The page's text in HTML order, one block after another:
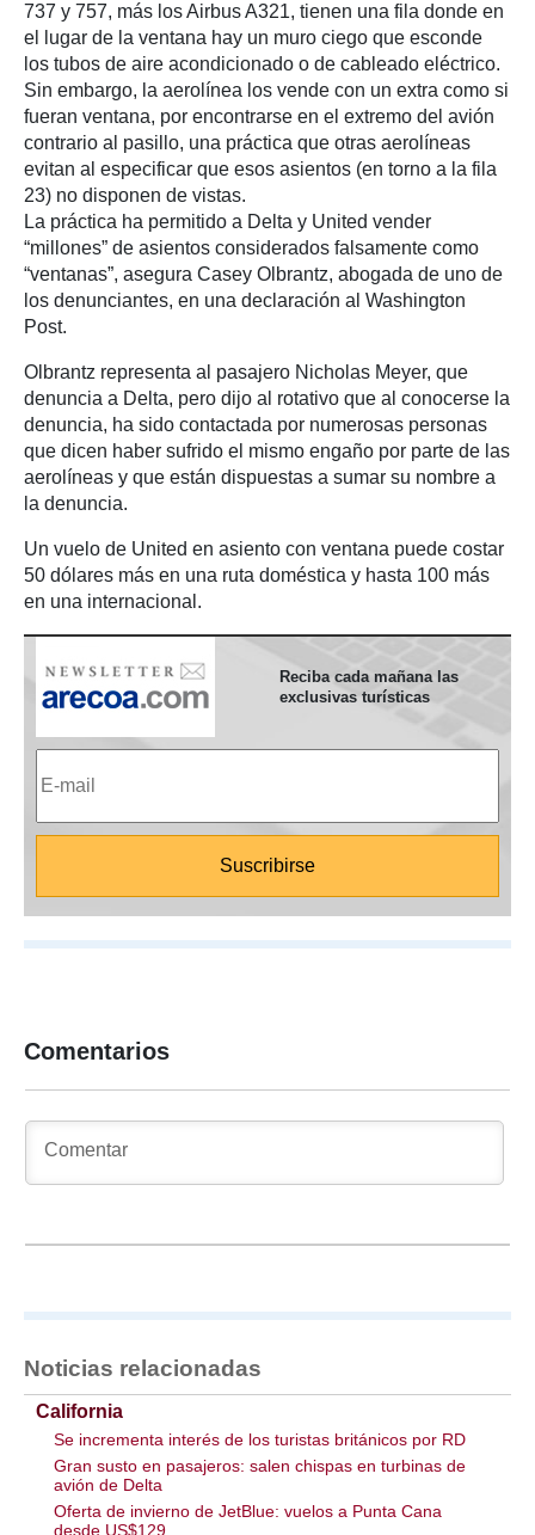
737 y 757, más los Airbus A321, tienen una fila donde en
el lugar de la ventana hay un muro ciego que esconde
los tubos de aire acondicionado o de cableado eléctrico.
Sin embargo, la aerolínea los vende con un extra como si
fueran ventana, por encontrarse en el extremo del avión
contrario al pasillo, una práctica que otras aerolíneas
evitan al especificar que esos asientos (en torno a la fila
23) no disponen de vistas.
La práctica ha permitido a Delta y United vender
“millones” de asientos considerados falsamente como
“ventanas”, asegura Casey Olbrantz, abogada de uno de
los denunciantes, en una declaración al Washington
Post.
Olbrantz representa al pasajero Nicholas Meyer, que
denuncia a Delta, pero dijo al rotativo que al conocerse la
denuncia, ha sido contactada por numerosas personas
que dicen haber sufrido el mismo engaño por parte de las
aerolíneas y que están dispuestas a sumar su nombre a
la denuncia.
Un vuelo de United en asiento con ventana puede costar
50 dólares más en una ruta doméstica y hasta 100 más
en una internacional.
Reciba cada mañana las
exclusivas turísticas
Comentarios
Noticias relacionadas
California
Se incrementa interés de los turistas británicos por RD
Gran susto en pasajeros: salen chispas en turbinas de
avión de Delta
Oferta de invierno de JetBlue: vuelos a Punta Cana
desde US$129